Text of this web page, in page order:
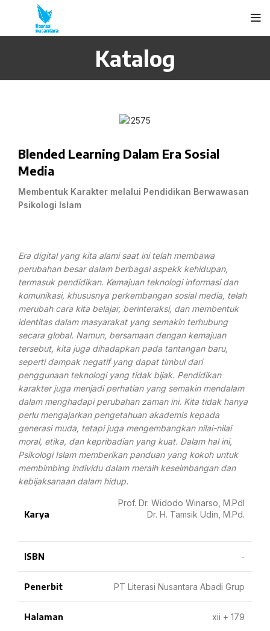
Katalog
Blended Learning Dalam Era Sosial
Media
Membentuk Karakter melalui Pendidikan Berwawasan
Psikologi Islam
Era digital yang kita alami saat ini telah membawa
perubahan besar dalam berbagai aspekk kehidupan,
termasuk pendidikan. Kemajuan teknologi informasi dan
komunikasi, khususnya perkembangan sosialmedia, telah
merubah cara kita belajar, berinteraksi, dan membentuk
identitas dalam masyarakat yang semakin terhubung
secara global. Namun, bersamaan dengan kemajuan
tersebut, kita juga dihadapkan pada tantangan baru,
seperti dampak negatif yang dapat timbul dari
penggunaan teknologi yang tidak bijak. Pendidikan
karakter juga menjadi perhatian yang semakin mendalam
dalam menghadapiperubahan zaman ini. Kita tidak hanya
perlu mengajarkan pengetahuan akademis kepada
generasi muda, tetapi juga mengembangkan nilai-nilai
moral, etika, dan kepribadian yang kuat. Dalam hal ini,
Psikologi Islam memberikan panduan yang kokoh untuk
membimbing individu dalam meraih keseimbangan dan
kebijaksanaan dalam hidup.
Karya
Prof. Dr. Widodo Winarso, M.PdI
Dr. H. Tamsik Udin, M.Pd.
ISBN -
Penerbit PT Literasi Nusantara Abadi Grup
Halaman xii + 179